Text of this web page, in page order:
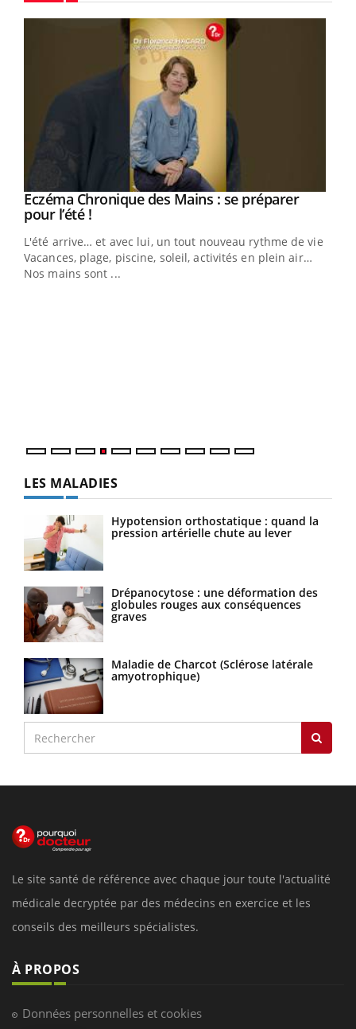
Youtube
Eczéma Chronique des Mains : se préparer
pour l’été !Youtube
L'été arrive… et avec lui, un tout nouveau rythme de vie !
Vacances, plage, piscine, soleil, activités en plein air…
Nos mains sont ...
LES MALADIES
Hypotension orthostatique : quand la
pression artérielle chute au lever
Drépanocytose : une déformation des
globules rouges aux conséquences
graves
Maladie de Charcot (Sclérose latérale
amyotrophique)
Le site santé de référence avec chaque jour toute l'actualité
médicale decryptée par des médecins en exercice et les
conseils des meilleurs spécialistes.
À PROPOS
Données personnelles et cookies